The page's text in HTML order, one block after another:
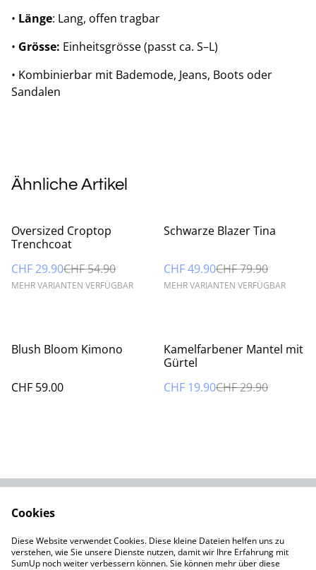
• Länge: Lang, offen tragbar
• Grösse: Einheitsgrösse (passt ca. S–L)
• Kombinierbar mit Bademode, Jeans, Boots oder
Sandalen
Ähnliche Artikel
%
Oversized Croptop
Trenchcoat
CHF 29.90CHF 54.90
MEHR VARIANTEN VERFÜGBAR
%
Schwarze Blazer Tina
CHF 49.90CHF 79.90
MEHR VARIANTEN VERFÜGBAR
Blush Bloom Kimono
CHF 59.00
%
Kamelfarbener Mantel mit
Gürtel
CHF 19.90CHF 29.90
Kontaktieren Sie uns
Datenschutzbestimm
ungen von SumUp
Cookie-Richtlinie
Cookies
Diese Website verwendet Cookies. Diese kleine Dateien helfen uns zu
verstehen, wie Sie unsere Dienste nutzen, damit wir Ihre Erfahrung mit
SumUp noch weiter verbessern können. Sie können mehr über diese